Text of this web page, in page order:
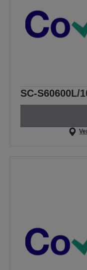
SC-S60600L/